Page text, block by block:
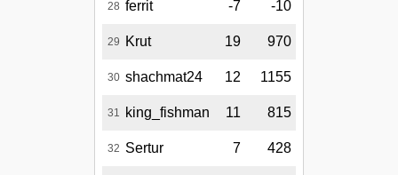
28 ferrit -7 -10
29 Krut 19 970
30 shachmat24 12 1155
31 king_fishman 11 815
32 Sertur 7 428